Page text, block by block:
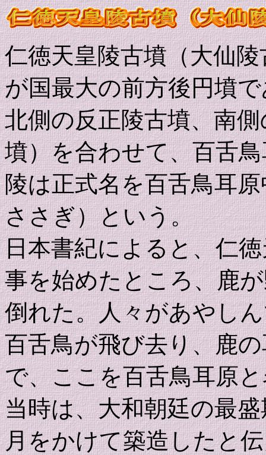
仁徳天皇陵古墳（大仙
が国最大の前方後円墳
北側の反正陵古墳、南
墳）を合わせて、百舌
陵は正式名を百舌鳥耳
ささぎ）という。
日本書紀によると、仁
事を始めたところ、鹿
倒れた。人々があやし
百舌鳥が飛び去り、鹿
で、ここを百舌鳥耳原
当時は、大和朝廷の最
月をかけて築造したと